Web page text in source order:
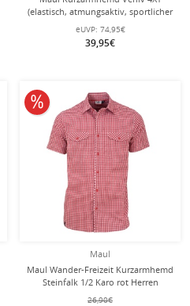
(elastisch, atmungsaktiv, sportlicher
Schnitt) blau Herren
eUVP: 74,95€
39,95€
Maul
Maul Wander-Freizeit Kurzarmhemd
Steinfalk 1/2 Karo rot Herren
26,90€
10% reduziert